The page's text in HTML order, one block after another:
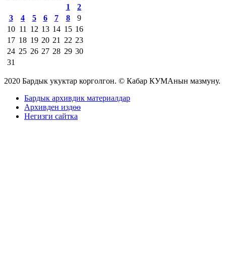
1
2
3
4 5 6 7 8
9
10 11 12 13 14 15 16
17 18 19 20 21 22 23
24 25 26 27 28 29 30
31
2020 Бардык укуктар корголгон. © Кабар КУМАнын мазмуну.
Бардык архивдик материалдар
Архивден издөө
Негизги сайтка